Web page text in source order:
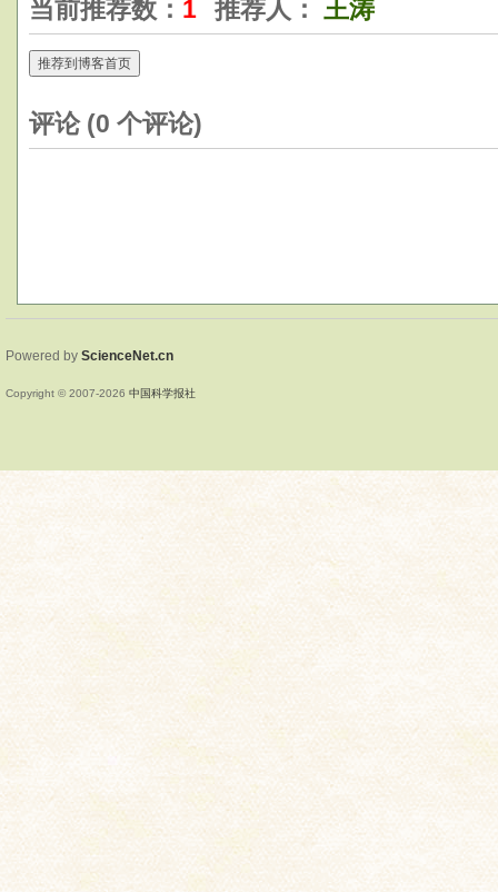
当前推荐数： 1 推荐人： 王涛
推荐到博客首页
评论 (0 个评论)
Powered by ScienceNet.cn
Copyright © 2007-2026 中国科学报社